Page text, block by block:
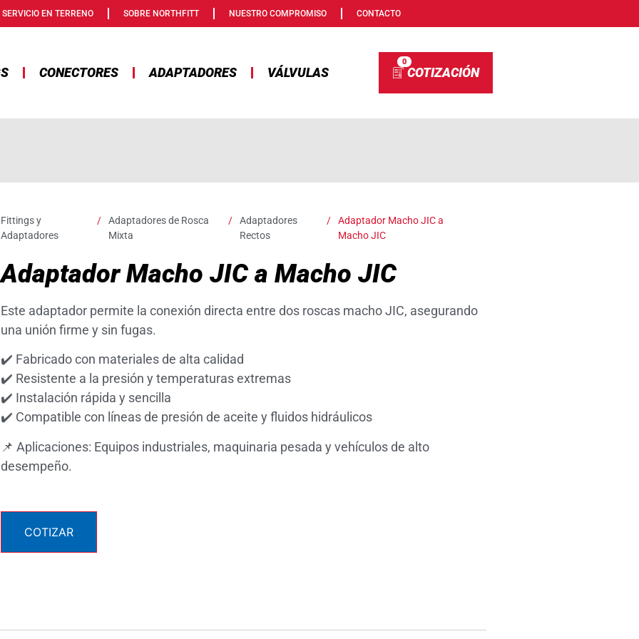
SERVICIO EN TERRENO SOBRE NORTHFITT NUESTRO COMPROMISO CONTACTO
CONECTORES ADAPTADORES VÁLVULAS
0
Fittings y
Adaptadores
/
Adaptadores de Rosca
Mixta
/
Adaptadores
Rectos
/
Adaptador Macho JIC a
Macho JIC
Adaptador Macho JIC a Macho JIC
Este adaptador permite la conexión directa entre dos roscas macho JIC, asegurando
una unión firme y sin fugas.
✔️ Fabricado con materiales de alta calidad
✔️ Resistente a la presión y temperaturas extremas
✔️ Instalación rápida y sencilla
✔️ Compatible con líneas de presión de aceite y fluidos hidráulicos
📌 Aplicaciones: Equipos industriales, maquinaria pesada y vehículos de alto
desempeño.
COTIZAR